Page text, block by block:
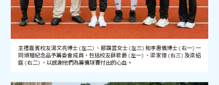
主禮嘉賓校友湯文亮博士 (左二) 、鄒靄雲女士 (左三) 和李惠儀博士 (右一) 一
同頒贈紀念品予籌委會成員，包括校友薛君爵 (左一) 、梁家俊 (右三) 及梁紹
庭 (右二) ，以感謝他們為籌備球賽付出的心血。